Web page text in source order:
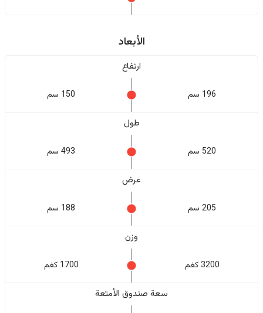
الأبعاد
ارتفاع
196 سم 150 سم
طول
520 سم 493 سم
عرض
205 سم 188 سم
وزن
3200 كغم 1700 كغم
سعة صندوق الأمتعة